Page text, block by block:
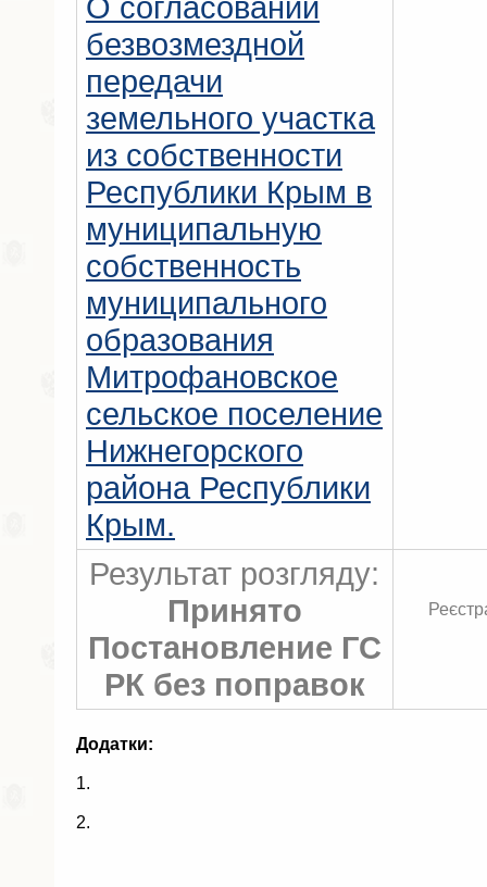
безвозмездной
передачи
земельного участка
из собственности
Республики Крым в
муниципальную
собственность
муниципального
образования
Митрофановское
сельское поселение
Нижнегорского
района Республики
Крым.
Результат розгляду:
Принято
Постановление ГС
РК без поправок
Додатки:
1.
2.